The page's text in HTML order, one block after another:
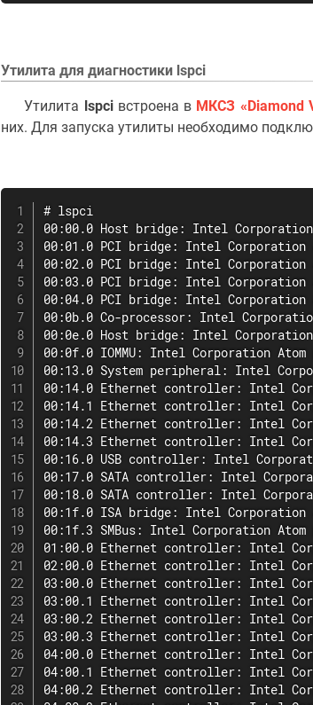
Утилита для диагностики lspci
Утилита lspciвстроена в МКСЗ «Diamond
них. Для запуска утилиты необходимо
# lspci
00:00.0 Host bridge: Intel Corporation
00:01.0 PCI bridge: Intel Corporation
00:02.0 PCI bridge: Intel Corporation
00:03.0 PCI bridge: Intel Corporation
00:04.0 PCI bridge: Intel Corporation
00:0b.0 Co-processor: Intel
00:0e.0 Host bridge: Intel Corporation
00:0f.0 IOMMU: Intel Corporation Atom
00:13.0 System peripheral: Intel
00:14.0 Ethernet controller: Intel
00:14.1 Ethernet controller: Intel
00:14.2 Ethernet controller: Intel
00:14.3 Ethernet controller: Intel
00:16.0 USB controller: Intel
00:17.0 SATA controller: Intel
00:18.0 SATA controller: Intel
00:1f.0 ISA bridge: Intel Corporation
00:1f.3 SMBus: Intel Corporation Atom
01:00.0 Ethernet controller: Intel
02:00.0 Ethernet controller: Intel
03:00.0 Ethernet controller: Intel
03:00.1 Ethernet controller: Intel
03:00.2 Ethernet controller: Intel
03:00.3 Ethernet controller: Intel
04:00.0 Ethernet controller: Intel
04:00.1 Ethernet controller: Intel
04:00.2 Ethernet controller: Intel